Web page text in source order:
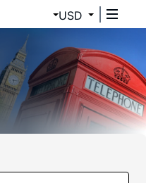
USD